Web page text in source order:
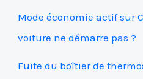
Mode économie actif sur
voiture ne démarre pas ?
Fuite du boîtier de